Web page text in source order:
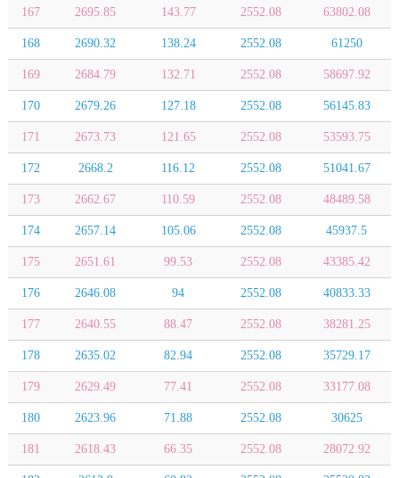
167 2695.85 143.77 2552.08 63802.08
168 2690.32 138.24 2552.08 61250
169 2684.79 132.71 2552.08 58697.92
170 2679.26 127.18 2552.08 56145.83
171 2673.73 121.65 2552.08 53593.75
172 2668.2 116.12 2552.08 51041.67
173 2662.67 110.59 2552.08 48489.58
174 2657.14 105.06 2552.08 45937.5
175 2651.61 99.53 2552.08 43385.42
176 2646.08 94 2552.08 40833.33
177 2640.55 88.47 2552.08 38281.25
178 2635.02 82.94 2552.08 35729.17
179 2629.49 77.41 2552.08 33177.08
180 2623.96 71.88 2552.08 30625
181 2618.43 66.35 2552.08 28072.92